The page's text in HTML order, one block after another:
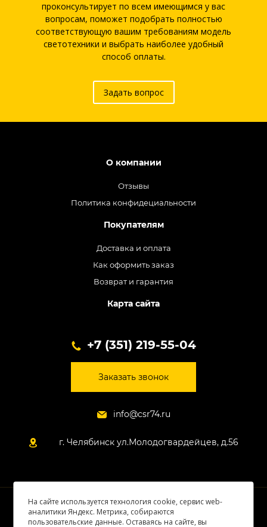
проконсультирует по всем имеющимся у вас
вопросам, поможет подобрать полностью
соответствующую вашим требованиям модель
светотехники и выбрать наиболее удобный
способ оплаты.
Задать вопрос
О компании
Отзывы
Политика конфидециальности
Покупателям
Доставка и оплата
Как оформить заказ
Возврат и гарантия
Карта сайта
+7 (351) 219-55-04
Заказать звонок
info@csr74.ru
г. Челябинск ул.Молодогвардейцев, д.56
© 2026 Все права защищены
На сайте используется технология cookie, сервис web-
аналитики Яндекс. Метрика, собираются
пользовательские данные. Оставаясь на сайте, вы